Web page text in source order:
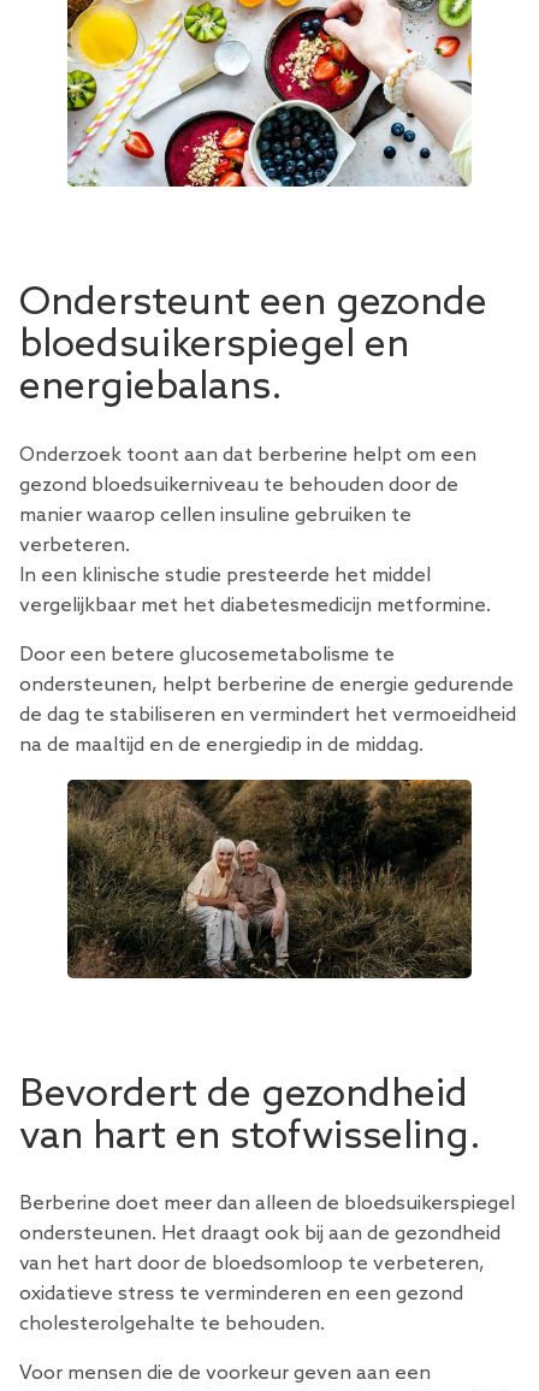
Ondersteunt een gezonde
bloedsuikerspiegel en
energiebalans.
Onderzoek toont aan dat berberine helpt om een ​​
gezond bloedsuikerniveau te behouden door de
manier waarop cellen insuline gebruiken te
verbeteren.
In een klinische studie presteerde het middel
vergelijkbaar met het diabetesmedicijn metformine.
Door een betere glucosemetabolisme te
ondersteunen, helpt berberine de energie gedurende
de dag te stabiliseren en vermindert het vermoeidheid
na de maaltijd en de energiedip in de middag.
Bevordert de gezondheid
van hart en stofwisseling.
Berberine doet meer dan alleen de bloedsuikerspiegel
ondersteunen. Het draagt ​​ook bij aan de gezondheid
van het hart door de bloedsomloop te verbeteren,
oxidatieve stress te verminderen en een gezond
cholesterolgehalte te behouden.
Voor mensen die de voorkeur geven aan een